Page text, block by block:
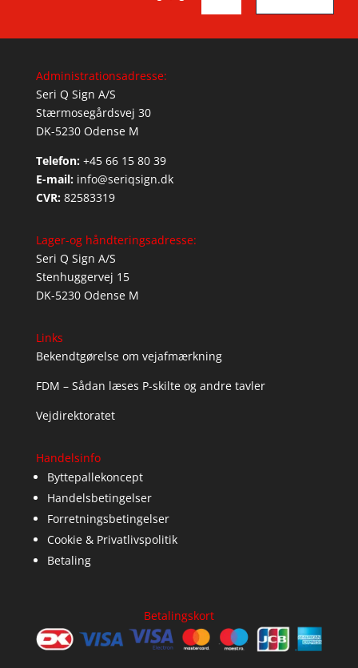
Administrationsadresse:
Seri Q Sign A/S
Stærmosegårdsvej 30
DK-5230 Odense M
Telefon: +45 66 15 80 39
E-mail: info@seriqsign.dk
CVR: 82583319
Lager-og håndteringsadresse:
Seri Q Sign A/S
Stenhuggervej 15
DK-5230 Odense M
Links
Bekendtgørelse om vejafmærkning
FDM – Sådan læses P-skilte og andre tavler
Vejdirektoratet
Handelsinfo
Byttepallekoncept
Handelsbetingelser
Forretningsbetingelser
Cookie & Privatlivspolitik
Betaling
Betalingskort